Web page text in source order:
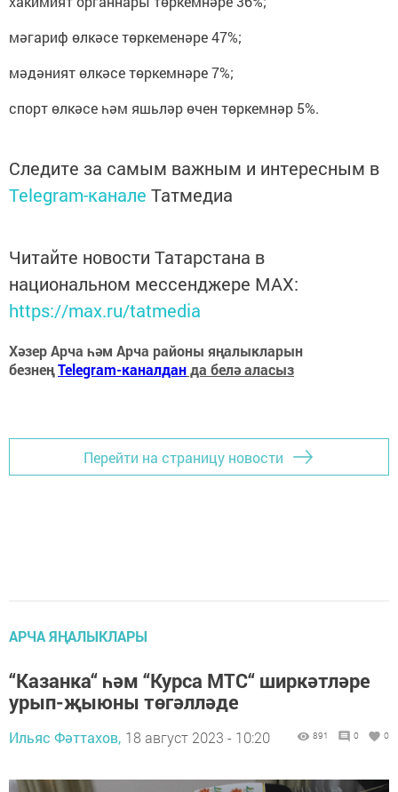
мәгариф өлкәсе төркеменәре 47%;
мәдәният өлкәсе төркемнәре 7%;
спорт өлкәсе һәм яшьләр өчен төркемнәр 5%.
Следите за самым важным и интересным в
Telegram-канале Татмедиа
Читайте новости Татарстана в
национальном мессенджере MАХ:
https://max.ru/tatmedia
Хәзер Арча һәм Арча районы яңалыкларын
безнеңTelegram-каналданда белә аласыз
Перейти на страницу новости
АРЧА ЯҢАЛЫКЛАРЫ
“Казанка“ һәм “Курса МТС“ ширкәтләре
урып-җыюны төгәлләде
Ильяс Фәттахов, 18 август 2023 - 10:20 891 0 0